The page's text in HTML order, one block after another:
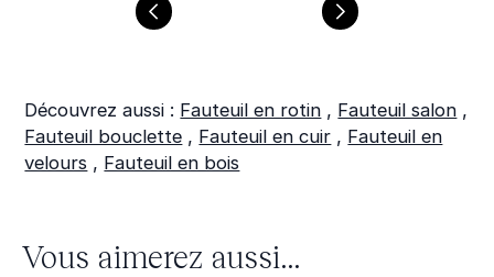
Découvrez aussi : Fauteuil en rotin , Fauteuil salon ,
Fauteuil bouclette , Fauteuil en cuir , Fauteuil en
velours , Fauteuil en bois
Vous aimerez aussi...